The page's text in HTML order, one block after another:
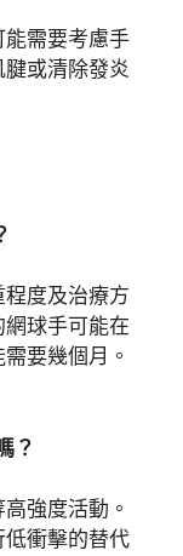
需要考慮手
或清除發炎
度及治療方
球手可能在
要幾個月。
？
強度活動。
衝擊的替代